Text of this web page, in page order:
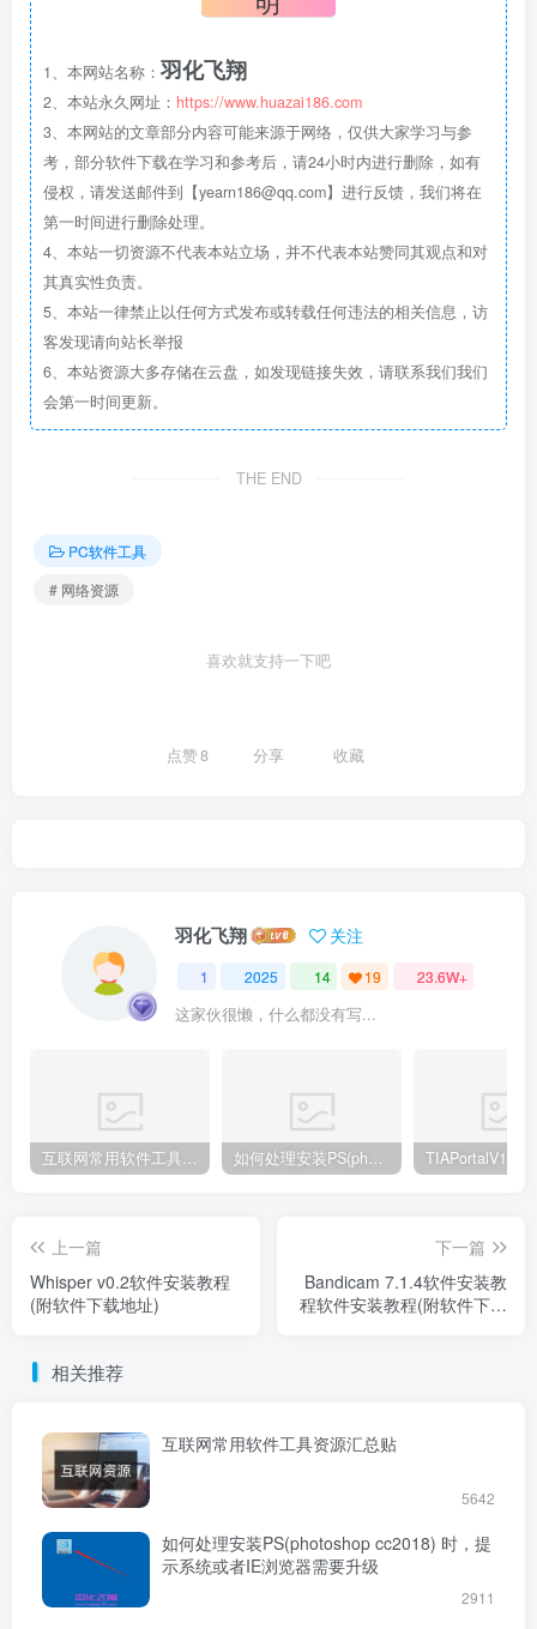
1、本网站名称： 羽化飞翔
2、本站永久网址： https://www.huazai186.com
3、本网站的文章部分内容可能来源于网络，仅供大家学习与参
考，部分软件下载在学习和参考后，请24小时内进行删除，如有
侵权，请发送邮件到【yearn186@qq.com】进行反馈，我们将在
第一时间进行删除处理。
4、本站一切资源不代表本站立场，并不代表本站赞同其观点和对
其真实性负责。
5、本站一律禁止以任何方式发布或转载任何违法的相关信息，访
客发现请向站长举报
6、本站资源大多存储在云盘，如发现链接失效，请联系我们我们
会第一时间更新。
THE END
PC软件工具
# 网络资源
喜欢就支持一下吧
点赞8 分享 收藏
羽化飞翔 关注
1 2025 14 19 23.6W+
这家伙很懒，什么都没有写...
互联网常用软件工具资源汇总贴 如何处理安装PS(photoshop cc2018) 时，提示系统或者IE浏览器需要升级
上一篇
Whisper v0.2软件安装教程
(附软件下载地址)
下一篇
Bandicam 7.1.4软件安装教
程软件安装教程(附软件下载
相关推荐
互联网常用软件工具资源汇总贴
5642
如何处理安装PS(photoshop cc2018) 时，提
示系统或者IE浏览器需要升级
2911